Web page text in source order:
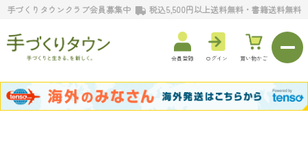
手づくりタウンクラブ会員募集中 税込5,500円以上送料無料・書籍送料無料
会員登録 ログイン 買い物かご